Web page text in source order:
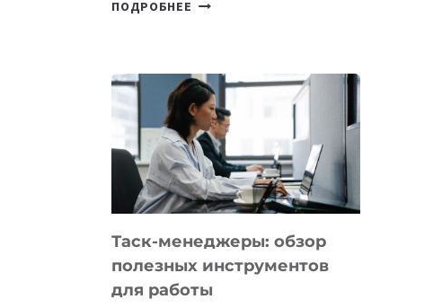
ПОДРОБНЕЕ
НОВЫЕ
ПРЕДМЕТЫ
ПО
ИСКУССТВЕННОМУ
ИНТЕЛЛЕКТУ
Таск-менеджеры: обзор
полезных инструментов
для работы